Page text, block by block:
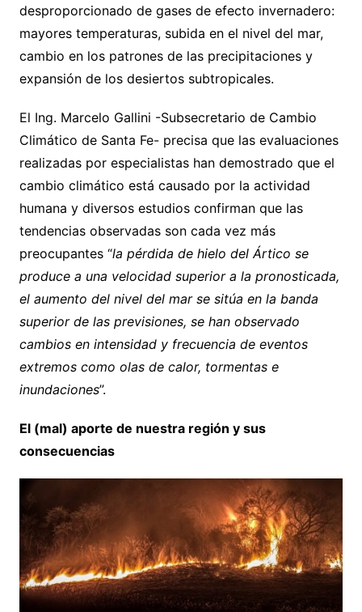
desproporcionado de gases de efecto invernadero:
mayores temperaturas, subida en el nivel del mar,
cambio en los patrones de las precipitaciones y
expansión de los desiertos subtropicales.
El Ing. Marcelo Gallini -Subsecretario de Cambio
Climático de Santa Fe- precisa que las evaluaciones
realizadas por especialistas han demostrado que el
cambio climático está causado por la actividad
humana y diversos estudios confirman que las
tendencias observadas son cada vez más
preocupantes “la pérdida de hielo del Ártico se
produce a una velocidad superior a la pronosticada,
el aumento del nivel del mar se sitúa en la banda
superior de las previsiones, se han observado
cambios en intensidad y frecuencia de eventos
extremos como olas de calor, tormentas e
inundaciones”.
El (mal) aporte de nuestra región y sus
consecuencias